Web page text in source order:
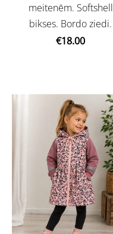
meitenēm. Softshell
bikses. Bordo ziedi.
€18.00